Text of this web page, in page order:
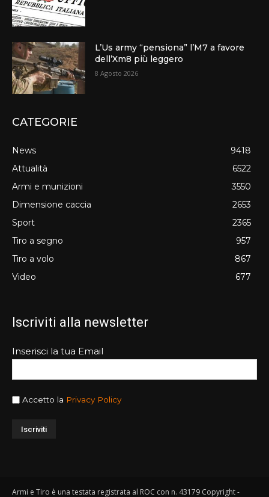
L’Us army “pensiona” l’M7 a favore
dell’Xm8 più leggero
8 Agosto 2026
CATEGORIE
News
9418
Attualità
6522
Armi e munizioni
3550
Dimensione caccia
2653
Sport
2365
Tiro a segno
957
Tiro a volo
867
Video
677
Iscriviti alla newsletter
Inserisci la tua Email
Accetto la Privacy Policy
Armi e Tiro è una testata registrata al ROC con n. 43179 Copyright -